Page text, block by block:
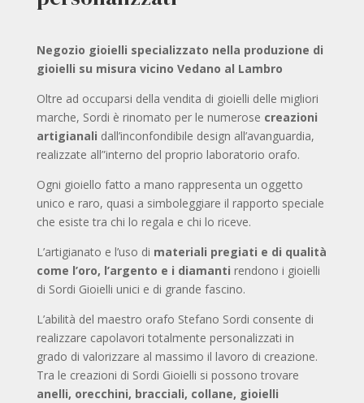
Negozio gioielli specializzato nella produzione di
gioielli su misura vicino Vedano al Lambro
Oltre ad occuparsi della vendita di gioielli delle migliori
marche, Sordi è rinomato per le numerose creazioni
artigianali dall’inconfondibile design all’avanguardia,
realizzate all”interno del proprio laboratorio orafo.
Ogni gioiello fatto a mano rappresenta un oggetto
unico e raro, quasi a simboleggiare il rapporto speciale
che esiste tra chi lo regala e chi lo riceve.
L’artigianato e l’uso di materiali pregiati e di qualità
come l’oro, l’argento e i diamanti rendono i gioielli
di Sordi Gioielli unici e di grande fascino.
L’abilità del maestro orafo Stefano Sordi consente di
realizzare capolavori totalmente personalizzati in
grado di valorizzare al massimo il lavoro di creazione.
Tra le creazioni di Sordi Gioielli si possono trovare
anelli, orecchini, bracciali, collane, gioielli